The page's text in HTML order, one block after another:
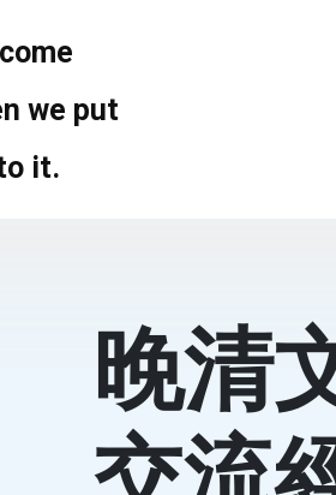
we put
it.
晚清